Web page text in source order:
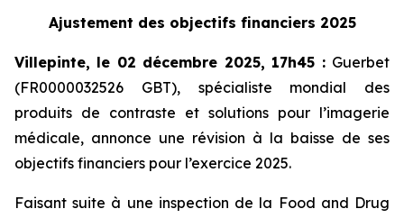
Ajustement des objectifs financiers 2025
Villepinte, le 02 décembre 2025, 17h45 : Guerbet
(FR0000032526 GBT), spécialiste mondial des
produits de contraste et solutions pour l’imagerie
médicale, annonce une révision à la baisse de ses
objectifs financiers pour l’exercice 2025.
Faisant suite à une inspection de la Food and Drug